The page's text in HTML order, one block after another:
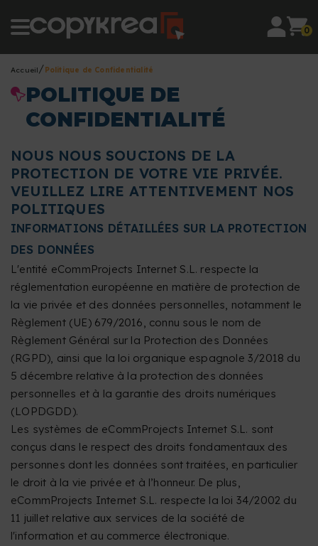
0
Accueil Politique de Confidentialité
POLITIQUE DE
CONFIDENTIALITÉ
NOUS NOUS SOUCIONS DE LA
PROTECTION DE VOTRE VIE PRIVÉE.
VEUILLEZ LIRE ATTENTIVEMENT NOS
POLITIQUES
INFORMATIONS DÉTAILLÉES SUR LA PROTECTION
DES DONNÉES
L'entité eCommProjects Internet S.L. respecte la
réglementation européenne en matière de protection de
la vie privée et des données personnelles, notamment le
Règlement (UE) 679/2016, connu sous le nom de
Règlement Général sur la Protection des Données
(RGPD), ainsi que la loi organique espagnole 3/2018 du
5 décembre relative à la protection des données
personnelles et à la garantie des droits numériques
(LOPDGDD).
Les systèmes de eCommProjects Internet S.L. sont
conçus dans le respect des droits fondamentaux des
personnes dont les données sont traitées, en particulier
le droit à la vie privée et à l’honneur. De plus,
eCommProjects Internet S.L. respecte la loi 34/2002 du
11 juillet relative aux services de la société de
l'information et au commerce électronique.